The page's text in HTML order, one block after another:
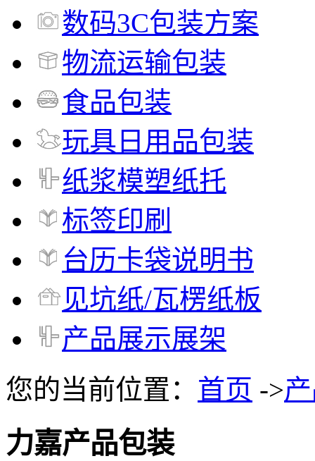
数码3C包装方案
物流运输包装
食品包装
玩具日用品包装
纸浆模塑纸托
标签印刷
台历卡袋说明书
见坑纸/瓦楞纸板
产品展示展架
您的当前位置： 首页 ->
力嘉产品包装